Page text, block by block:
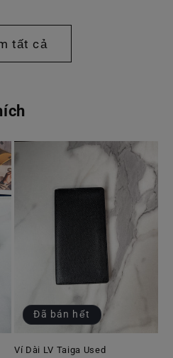
thường
tất cả
Đã bán hết
Ví Dài LV Taiga Used